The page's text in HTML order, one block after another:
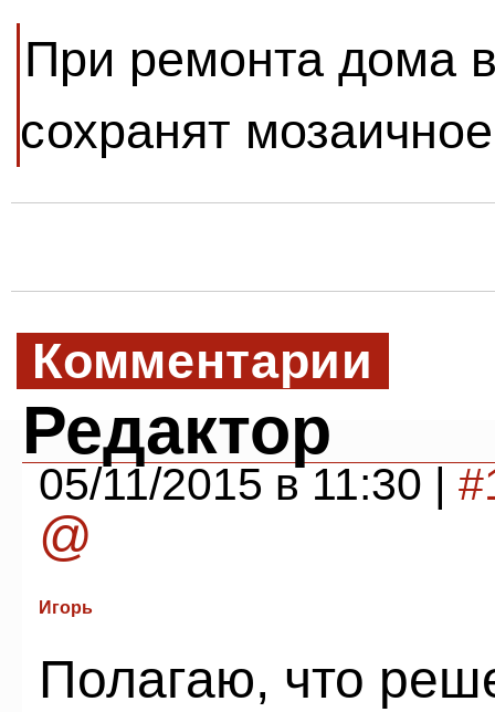
При ремонта дома
сохранят
Комментарии
Редактор
05/11/2015 в 11:30 |
@
Игорь
Полагаю, что